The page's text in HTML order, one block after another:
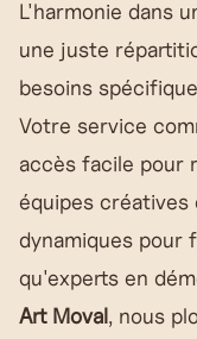
L'harmonie dans
une juste
besoins
Votre service
accès facile pour
équipes
dynamiques pour
qu'experts en
Art Moval, nous